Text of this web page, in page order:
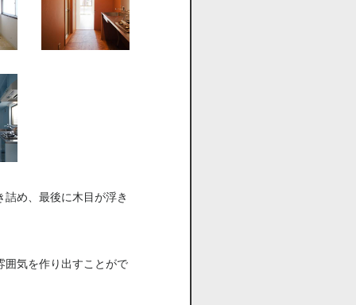
め、最後に木目が浮き
囲気を作り出すことがで